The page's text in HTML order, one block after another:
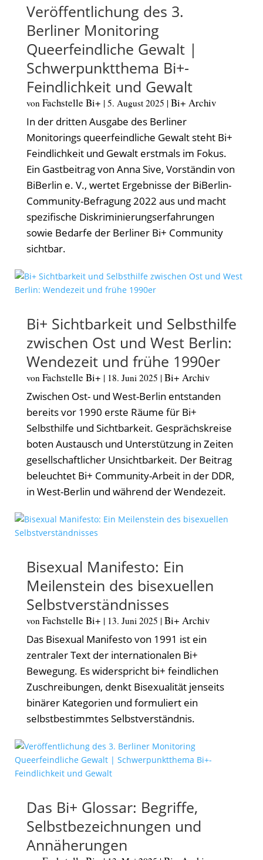
Veröffentlichung des 3.
Berliner Monitoring
Queerfeindliche Gewalt |
Schwerpunktthema Bi+-
Feindlichkeit und Gewalt
von Fachstelle Bi+ | 5. August 2025 | Bi+ Archiv
In der dritten Ausgabe des Berliner
Monitorings queerfeindliche Gewalt steht Bi+
Feindlichkeit und Gewalt erstmals im Fokus.
Ein Gastbeitrag von Anna Sive, Vorständin von
BiBerlin e. V., wertet Ergebnisse der BiBerlin-
Community-Befragung 2022 aus und macht
spezifische Diskriminierungserfahrungen
sowie Bedarfe der Berliner Bi+ Community
sichtbar.
Bi+ Sichtbarkeit und Selbsthilfe
zwischen Ost und West Berlin:
Wendezeit und frühe 1990er
von Fachstelle Bi+ | 18. Juni 2025 | Bi+ Archiv
Zwischen Ost- und West-Berlin entstanden
bereits vor 1990 erste Räume für Bi+
Selbsthilfe und Sichtbarkeit. Gesprächskreise
boten Austausch und Unterstützung in Zeiten
gesellschaftlicher Unsichtbarkeit. Der Beitrag
beleuchtet Bi+ Community-Arbeit in der DDR,
in West-Berlin und während der Wendezeit.
Bisexual Manifesto: Ein
Meilenstein des bisexuellen
Selbstverständnisses
von Fachstelle Bi+ | 13. Juni 2025 | Bi+ Archiv
Das Bisexual Manifesto von 1991 ist ein
zentraler Text der internationalen Bi+
Bewegung. Es widerspricht bi+ feindlichen
Zuschreibungen, denkt Bisexualität jenseits
binärer Kategorien und formuliert ein
selbstbestimmtes Selbstverständnis.
Das Bi+ Glossar: Begriffe,
Selbstbezeichnungen und
Annäherungen